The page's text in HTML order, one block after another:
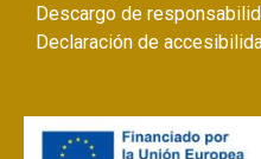
Descargo de
Declaración de